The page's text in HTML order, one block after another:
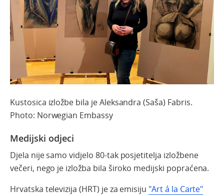
Kustosica izložbe bila je Aleksandra (Saša) Fabris.
Photo: Norwegian Embassy
Medijski odjeci
Djela nije samo vidjelo 80-tak posjetitelja izložbene
večeri, nego je izložba bila široko medijski popraćena.
Hrvatska televizija (HRT) je za emisiju "Art á la Carte"